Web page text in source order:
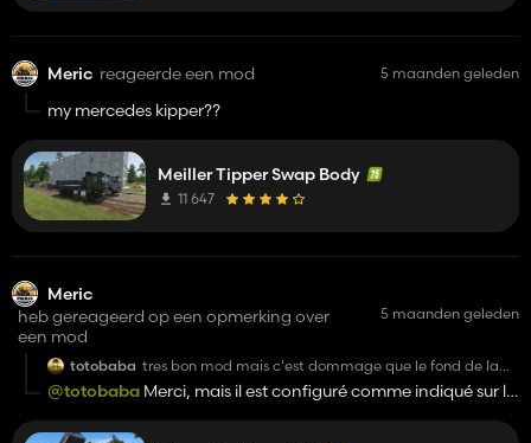
Meric reageerde een mod 5 maanden geleden
my mercedes kipper??
Meiller Tipper Swap Body
11 647
Meric
heb gereageerd op een opmerking over
een mod
5 maanden geleden
totobaba tres bon mod mais c'est dommage que le fond de la
benne ne soit pas en colision
@totobaba Merci, mais il est configuré comme indiqué sur la